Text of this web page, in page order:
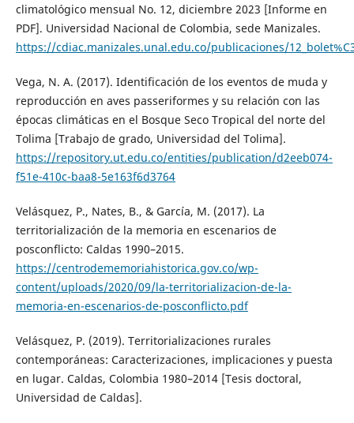
climatológico mensual No. 12, diciembre 2023 [Informe en
PDF]. Universidad Nacional de Colombia, sede Manizales.
https://cdiac.manizales.unal.edu.co/publicaciones/
Vega, N. A. (2017). Identificación de los eventos de muda y
reproducción en aves passeriformes y su relación con las
épocas climáticas en el Bosque Seco Tropical del norte del
Tolima [Trabajo de grado, Universidad del Tolima].
https://repository.ut.edu.co/entities/publication/d2eeb074-
f51e-410c-baa8-5e163f6d3764
Velásquez, P., Nates, B., & García, M. (2017). La
territorialización de la memoria en escenarios de
posconflicto: Caldas 1990–2015.
https://centrodememoriahistorica.gov.co/wp-
content/uploads/2020/09/la-territorializacion-de-la-
memoria-en-escenarios-de-posconflicto.pdf
Velásquez, P. (2019). Territorializaciones rurales
contemporáneas: Caracterizaciones, implicaciones y puesta
en lugar. Caldas, Colombia 1980–2014 [Tesis doctoral,
Universidad de Caldas].